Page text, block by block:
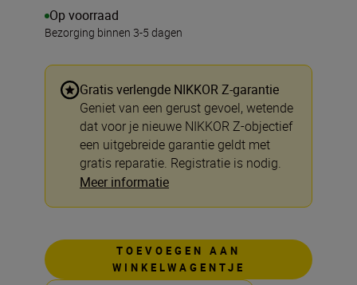
Op voorraad
Bezorging binnen 3-5 dagen
Gratis verlengde NIKKOR Z-garantie
Geniet van een gerust gevoel, wetende
dat voor je nieuwe NIKKOR Z-objectief
een uitgebreide garantie geldt met
gratis reparatie. Registratie is nodig.
Meer informatie
TOEVOEGEN AAN
WINKELWAGENTJE